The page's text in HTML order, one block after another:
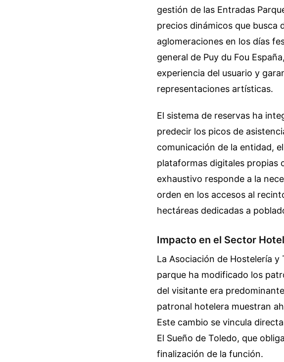
gestión de las Entradas
precios dinámicos que busca
aglomeraciones en los días
general de Puy du Fou
experiencia del usuario y
representaciones artísticas.
El sistema de reservas ha
predecir los picos de
comunicación de la entidad,
plataformas digitales propias
exhaustivo responde a la
orden en los accesos al
hectáreas dedicadas a
Impacto en el Sector
La Asociación de Hostelería
parque ha modificado los
del visitante era
patronal hotelera muestran
Este cambio se vincula
El Sueño de Toledo, que
finalización de la función.